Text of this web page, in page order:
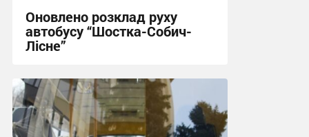
Оновлено розклад руху
автобусу “Шостка-Собич-
Лісне”
11:03, 3.08.2026